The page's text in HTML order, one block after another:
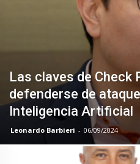
Las claves de Check
defenderse de
Inteligencia Artificial
Leonardo Barbieri - 06/09/2024